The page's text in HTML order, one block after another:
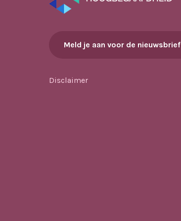
Meld je aan voor de nieuwsbrief
Disclaimer